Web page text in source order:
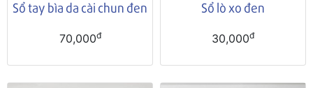
Sổ tay bìa da cài chun đen
70,000đ
Sổ lò xo đen
30,000đ